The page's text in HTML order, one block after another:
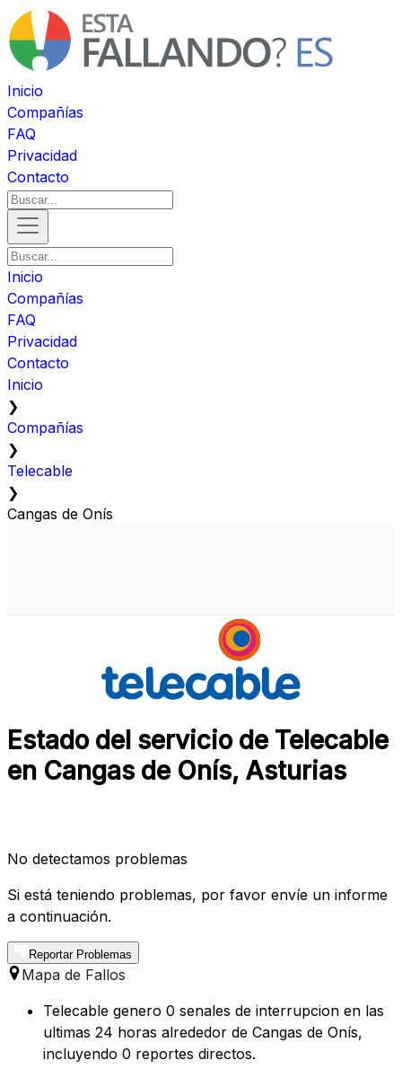
Inicio
Compañías
FAQ
Privacidad
Contacto
Inicio
Compañías
FAQ
Privacidad
Contacto
Inicio
❯
Compañías
❯
Telecable
❯
Cangas de Onís
Estado del servicio de Telecable
en Cangas de Onís, Asturias
No detectamos problemas
Si está teniendo problemas, por favor envíe un informe
a continuación.
Reportar Problemas
Mapa de Fallos
Telecable genero 0 senales de interrupcion en las
ultimas 24 horas alrededor de Cangas de Onís,
incluyendo 0 reportes directos.